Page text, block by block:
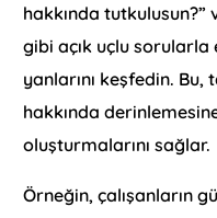
hakkında
gibi açık uçlu
yanlarını keşfedin.
hakkında
oluşturmalarını sağlar.
Örneğin, çalışanların